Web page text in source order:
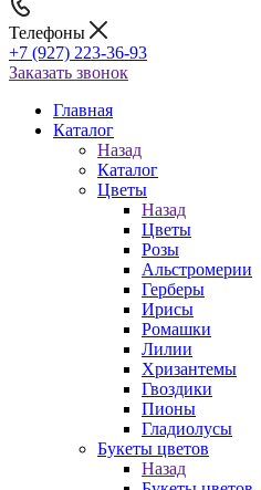
Телефоны
+7 (927) 223-36-93
Заказать звонок
Главная
Каталог
Назад
Каталог
Цветы
Назад
Цветы
Розы
Альстромерии
Герберы
Ирисы
Ромашки
Лилии
Хризантемы
Гвоздики
Пионы
Гладиолусы
Букеты цветов
Назад